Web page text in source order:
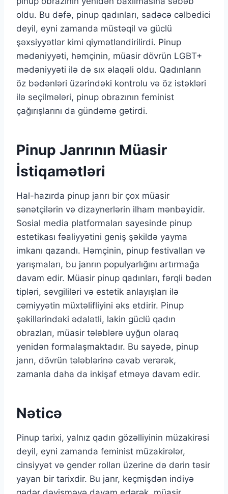
oldu. Bu dəfə, pinup qadınları, sadəcə cəlbedici
deyil, eyni zamanda müstəqil və güclü
şəxsiyyətlər kimi qiymətləndirilirdi. Pinup
mədəniyyəti, həmçinin, müasir dövrün LGBT+
mədəniyyəti ilə də sıx əlaqəli oldu. Qadınların
öz bədənləri üzərindəki kontrolu və öz istəkləri
ilə seçilmələri, pinup obrazının feminist
çağırışlarını da gündəmə gətirdi.
Pinup Janrının Müasir
İstiqamətləri
Hal-hazırda pinup janrı bir çox müasir
sənətçilərin və dizaynerlərin ilham mənbəyidir.
Sosial media platformaları sayesinde pinup
estetikası fəaliyyətini geniş şəkildə yayma
imkanı qazandı. Həmçinin, pinup festivalları və
yarışmaları, bu janrın populyarlığını artırmağa
davam edir. Müasir pinup qadınları, fərqli bədən
tipləri, sevgililəri və estetik anlayışları ilə
cəmiyyətin müxtəlifliyini əks etdirir. Pinup
şəkillərindəki ədalətli, lakin güclü qadın
obrazları, müasir tələblərə uyğun olaraq
yenidən formalaşmaktadır. Bu sayədə, pinup
janrı, dövrün tələblərinə cavab verərək,
zamanla daha da inkişaf etməyə davam edir.
Nəticə
Pinup tarixi, yalnız qadın gözəlliyinin müzakirəsi
deyil, eyni zamanda feminist müzakirələr,
cinsiyyət və gender rolları üzerine də dərin təsir
yayan bir tarixdir. Bu janr, keçmişdən indiyə